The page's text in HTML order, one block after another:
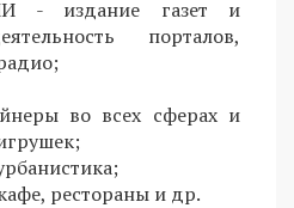
- издание газет и
порталов,
во всех сферах и
рестораны и др.